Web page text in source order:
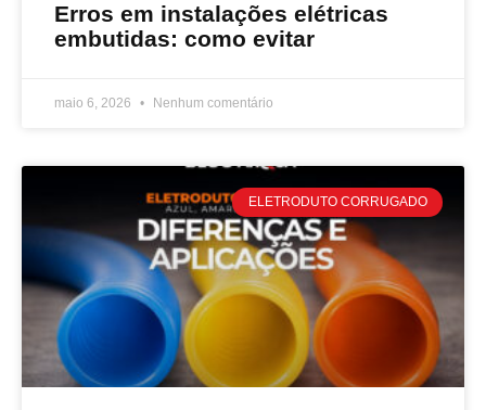
Erros em instalações elétricas
embutidas: como evitar
maio 6, 2026 Nenhum comentário
ELETRODUTO CORRUGADO